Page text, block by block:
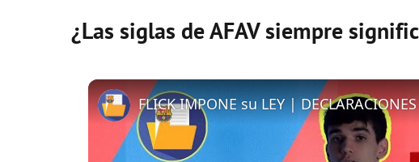
¿Las siglas de AFAV siempre